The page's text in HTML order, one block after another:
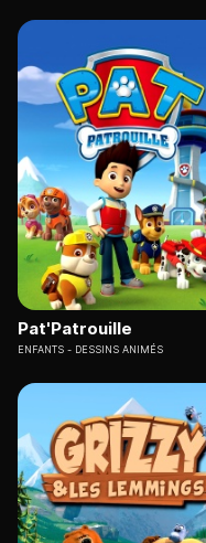
Pat'Patrouille
ENFANTS DESSINS ANIMÉS